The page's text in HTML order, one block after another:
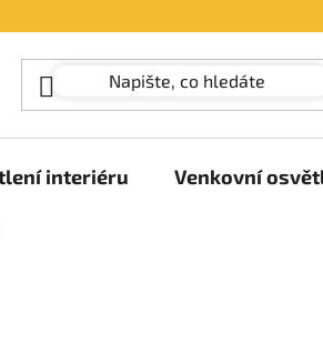
interiéru Venkovní